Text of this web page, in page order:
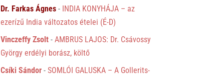
Dr. Farkas Ágnes - INDIA KONYHÁJA – az
ezerízű India változatos ételei (É-D)
Vinczeffy Zsolt -AMBRUS LAJOS: Dr. Csávossy
György erdélyi borász, költő
Csíki Sándor -SOMLÓI GALUSKA – A Gollerits-